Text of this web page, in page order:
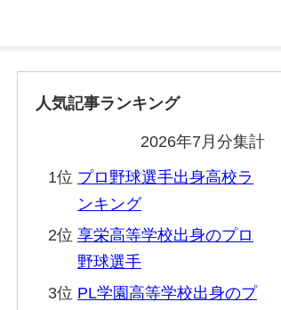
人気記事ランキング
2026年7月分集計
1位 プロ野球選手出身高校ラ
ンキング
2位 享栄高等学校出身のプロ
野球選手
3位 PL学園高等学校出身のプ